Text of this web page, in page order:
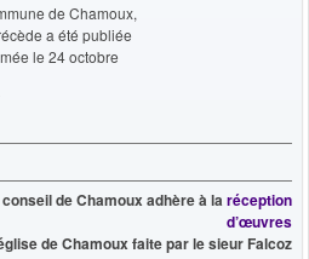
de Chamoux,
a été publiée
le 24 octobre
de Chamoux adhère à laréception
d’œuvres
de Chamoux faite par le sieur Falcoz